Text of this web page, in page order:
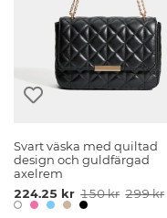
Svart väska med quiltad
design och guldfärgad
axelrem
224.25 kr 150 kr 299 kr